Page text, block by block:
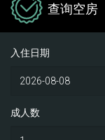
查询空房
入住日期
成人数